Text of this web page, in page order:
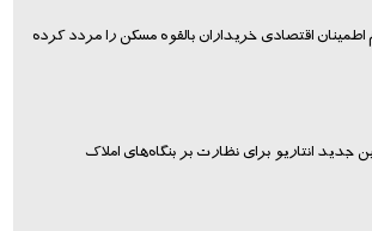
اقتصادی خریداران بالقوه مسکن را مردد کرده
جدید انتاریو برای نظارت بر بنگاه‌های املاک